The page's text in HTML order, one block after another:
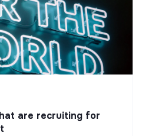
are recruiting for